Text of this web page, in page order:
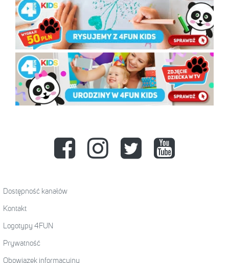
Dostępność kanałów
Kontakt
Logotypy 4FUN
Prywatność
Obowiązek informacyjny